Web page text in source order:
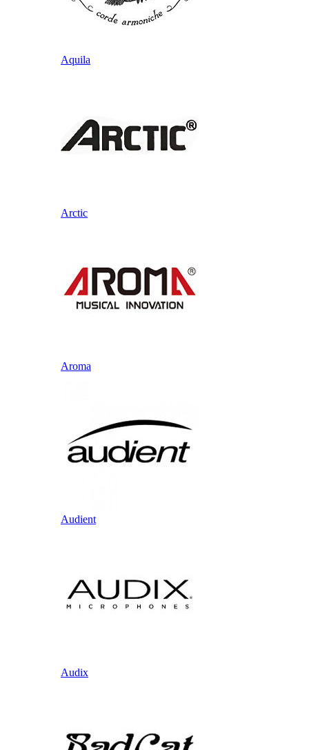
Aquila
Arctic
Aroma
Audient
Audix